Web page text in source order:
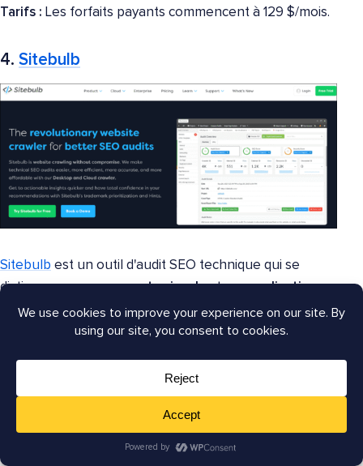
Tarifs : Les forfaits payants commencent à 129 $/mois.
4. Sitebulb
Sitebulb est un outil d'audit SEO technique qui se
distingue par sesrapports visuelset sesexplications
conviviales. Il montre la structure de votre site entier à
l'aide de cartes de crawl interactives, il est donc facile
isolées. J'aime particulièrement la façon dont il
explique chaque problème en langage clair, ce qui le
rend parfait pour partager des informations avec des
clients ou des collègues.